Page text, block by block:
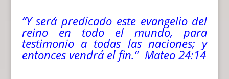
“Y será predicado este evangelio del
reino en todo el mundo, para
testimonio a todas las naciones; y
entonces vendrá el fin.” Mateo 24:14